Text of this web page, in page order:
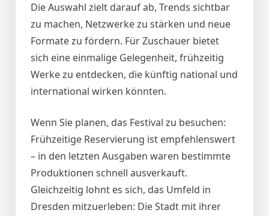
Die Auswahl zielt darauf ab, Trends sichtbar
zu machen, Netzwerke zu stärken und neue
Formate zu fördern. Für Zuschauer bietet
sich eine einmalige Gelegenheit, frühzeitig
Werke zu entdecken, die künftig national und
international wirken könnten.
Wenn Sie planen, das Festival zu besuchen:
Frühzeitige Reservierung ist empfehlenswert
– in den letzten Ausgaben waren bestimmte
Produktionen schnell ausverkauft.
Gleichzeitig lohnt es sich, das Umfeld in
Dresden mitzuerleben: Die Stadt mit ihrer